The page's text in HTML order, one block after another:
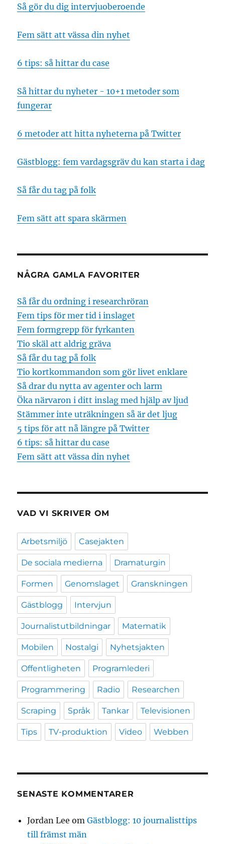
Så gör du dig intervjuoberoende
Fem sätt att vässa din nyhet
6 tips: så hittar du case
Så hittar du nyheter - 10+1 metoder som
fungerar
6 metoder att hitta nyheterna på Twitter
Gästblogg: fem vardagsgräv du kan starta i dag
Så får du tag på folk
Fem sätt att spara skärmen
NÅGRA GAMLA FAVORITER
Så får du ordning i researchröran
Fem tips för mer tid i inslaget
Fem formgrepp för fyrkanten
Tio skäl att aldrig gräva
Så får du tag på folk
Tio kortkommandon som gör livet enklare
Så drar du nytta av agenter och larm
Öka närvaron i ditt inslag med hjälp av ljud
Stämmer inte uträkningen så är det ljug
5 tips för att nå längre på Twitter
6 tips: så hittar du case
Fem sätt att vässa din nyhet
VAD VI SKRIVER OM
Arbetsmiljö Casejakten
De sociala medierna Dramaturgin
Formen Genomslaget Granskningen
Gästblogg Intervjun
Journalistutbildningar Matematik
Mobilen Nostalgi Nyhetsjakten
Offentligheten Programlederi
Programmering Radio Researchen
Scraping Språk Tankar Televisionen
Tips TV-produktion Video Webben
SENASTE KOMMENTARER
Jordan Lee omGästblogg: 10 journalisttips
till främst män